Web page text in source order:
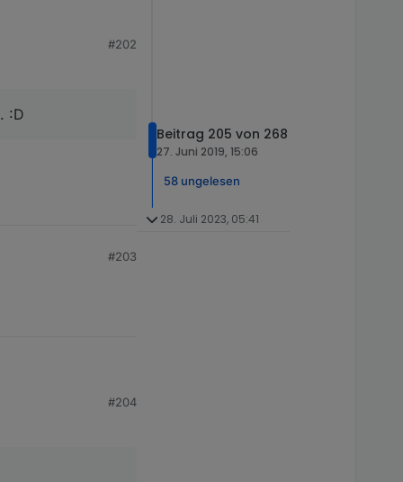
#202
:D
#203
#204
Beitrag 205 von 268
27. Juni 2019, 15:06
58 ungelesen
28. Juli 2023, 05:41